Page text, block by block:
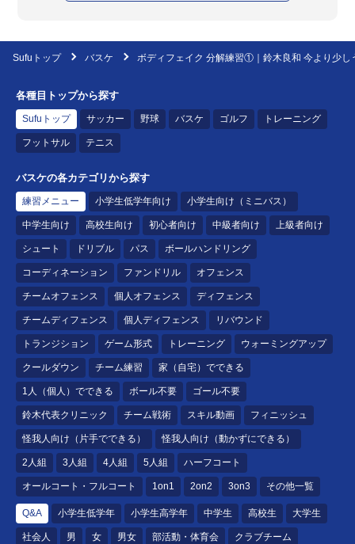
Sufuトップ バスケ ボディフェイク 分解練習①｜鈴木良和 今より少し
各種目トップから探す
Sufuトップ サッカー 野球 バスケ ゴルフ トレーニング
フットサル テニス
バスケの各カテゴリから探す
練習メニュー 小学生低学年向け 小学生向け（ミニバス）
中学生向け 高校生向け 初心者向け 中級者向け 上級者向け
シュート ドリブル パス ボールハンドリング
コーディネーション ファンドリル オフェンス
チームオフェンス 個人オフェンス ディフェンス
チームディフェンス 個人ディフェンス リバウンド
トランジション ゲーム形式 トレーニング ウォーミングアップ
クールダウン チーム練習 家（自宅）でできる
1人（個人）でできる ボール不要 ゴール不要
鈴木代表クリニック チーム戦術 スキル動画 フィニッシュ
怪我人向け（片手でできる） 怪我人向け（動かずにできる）
2人組 3人組 4人組 5人組 ハーフコート
オールコート・フルコート 1on1 2on2 3on3 その他一覧
Q&A 小学生低学年 小学生高学年 中学生 高校生 大学生
社会人 男 女 男女 部活動・体育会 クラブチーム